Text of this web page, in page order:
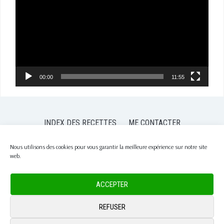
Nous utilisons des cookies pour vous garantir la meilleure expérience sur notre site
web.
ACCEPTER
REFUSER
00:00 11:55
INDEX DES RECETTES
ME CONTACTER
COPYRIGHT © 2026 PASSION NUTRITION